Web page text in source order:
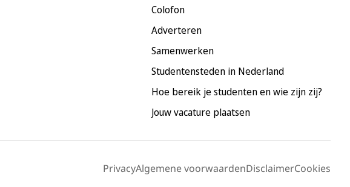
Colofon
Adverteren
Samenwerken
Studentensteden in Nederland
Hoe bereik je studenten en wie zijn zij?
Jouw vacature plaatsen
PrivacyAlgemene voorwaardenDisclaimerCookies